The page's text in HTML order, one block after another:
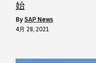
始
by SAP News
4月 28, 2021